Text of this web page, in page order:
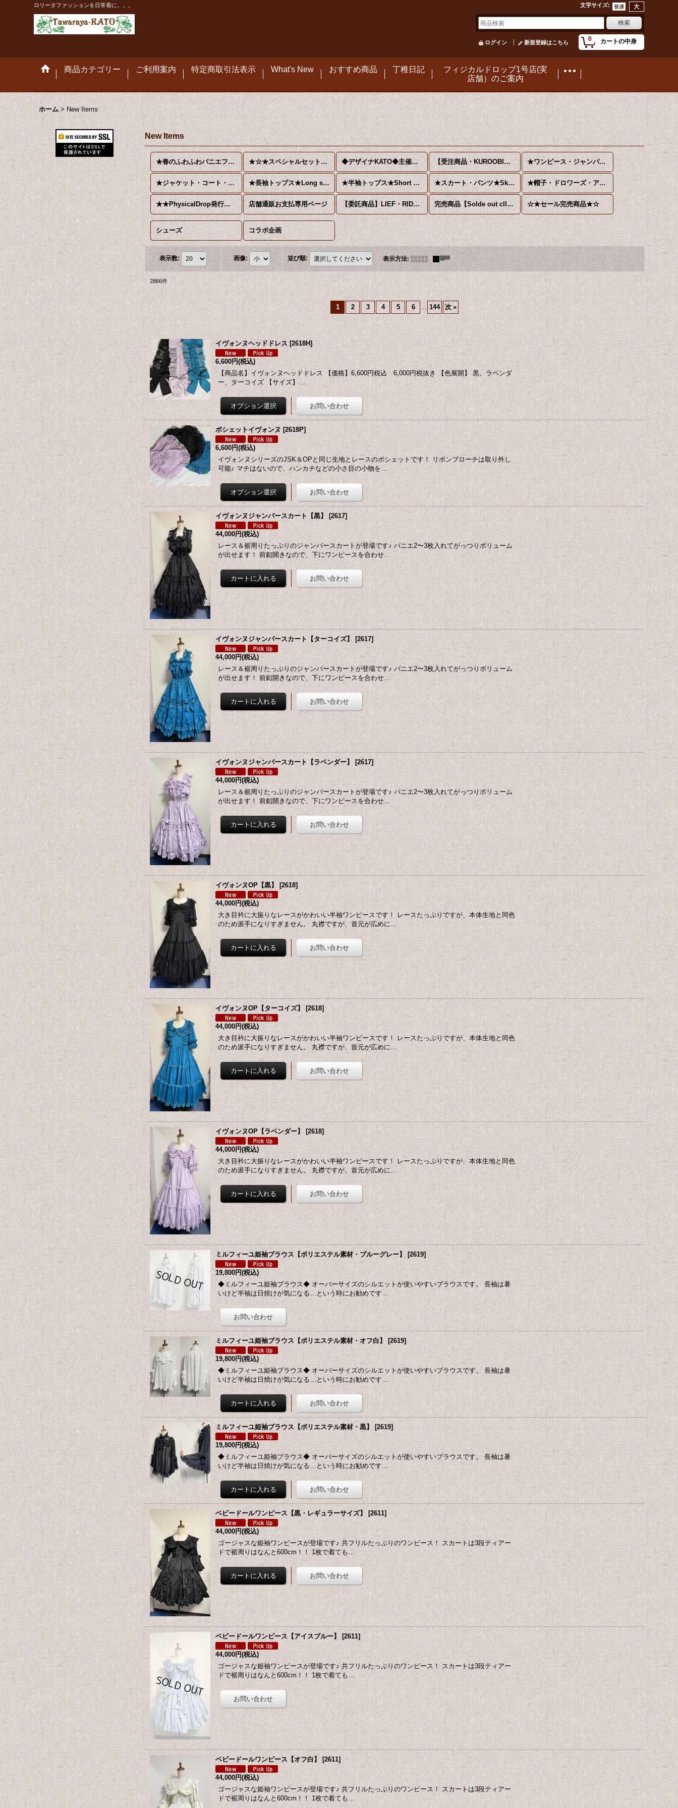
ロリータファッションを日常着に。。。 文字サイズ:
0 カートの中身
ログイン 新規登録はこちら
商品カテゴリー ご利用案内 特定商取引法表示 What's New おすすめ商品 丁稚日記
フィジカルドロップ1号店(実
店舗）のご案内
ホーム > New Items
New Items
★春のふわふわパニエフェアー♪★ ★☆★スペシャルセット★☆★ ◆デザイナKATO◆主催イベント関連◆ 【受注商品・KUROOBI】遮熱パニエ【ご注文から１か月程で入荷】 ★ワンピース・ジャンパースカート・エプロン・オーバードレス★Jumper skirt・Apron★
★ジャケット・コート・冬アイテム★Jacke・tCoat★ ★長袖トップス★Long sleeves★ ★半袖トップス★Short sleeves★ ★スカート・パンツ★Skirt・Pants★ ★帽子・ドロワーズ・アンダーウェア・ベルト・小物・その他★Accessories★
★★PhysicalDrop発行の冊子★★ 店舗通販お支払専用ページ 【委託商品】LIEF・RIDDLE SHEEP 完売商品【Solde out cllection】 ☆★セール完売商品★☆
シューズ コラボ企画
表示数: 画像: 並び順: 表示方法:
2866件
1 2 3 4 5 6 ... 144 次 »
イヴォンヌヘッドドレス [2618H]
6,600円(税込)
【商品名】イヴォンヌヘッドドレス 【価格】6,600円税込 6,000円税抜き 【色展開】 黒、ラベンダ
ー、ターコイズ 【サイズ】…
ポシェットイヴォンヌ [2618P]
6,600円(税込)
イヴォンヌシリーズのJSK＆OPと同じ生地とレースのポシェットです！ リボンブローチは取り外し
可能♪ マチはないので、ハンカチなどの小さ目の小物を…
イヴォンヌジャンパースカート【黒】 [2617]
44,000円(税込)
レース＆裾周りたっぷりのジャンパースカートが登場です♪ パニエ2〜3枚入れてがっつりボリューム
が出せます！ 前釦開きなので、下にワンピースを合わせ…
イヴォンヌジャンパースカート【ターコイズ】 [2617]
44,000円(税込)
レース＆裾周りたっぷりのジャンパースカートが登場です♪ パニエ2〜3枚入れてがっつりボリューム
が出せます！ 前釦開きなので、下にワンピースを合わせ…
イヴォンヌジャンパースカート【ラベンダー】 [2617]
44,000円(税込)
レース＆裾周りたっぷりのジャンパースカートが登場です♪ パニエ2〜3枚入れてがっつりボリューム
が出せます！ 前釦開きなので、下にワンピースを合わせ…
イヴォンヌOP【黒】 [2618]
44,000円(税込)
大き目衿に大振りなレースがかわいい半袖ワンピースです！ レースたっぷりですが、本体生地と同色
のため派手になりすぎません。 丸襟ですが、首元が広めに…
イヴォンヌOP【ターコイズ】 [2618]
44,000円(税込)
大き目衿に大振りなレースがかわいい半袖ワンピースです！ レースたっぷりですが、本体生地と同色
のため派手になりすぎません。 丸襟ですが、首元が広めに…
イヴォンヌOP【ラベンダー】 [2618]
44,000円(税込)
大き目衿に大振りなレースがかわいい半袖ワンピースです！ レースたっぷりですが、本体生地と同色
のため派手になりすぎません。 丸襟ですが、首元が広めに…
ミルフィーユ姫袖ブラウス【ポリエステル素材・ブルーグレー】 [2619]
19,800円(税込)
◆ミルフィーユ姫袖ブラウス◆ オーバーサイズのシルエットが使いやすいブラウスです。 長袖は暑
いけど半袖は日焼けが気になる…という時にお勧めです…
ミルフィーユ姫袖ブラウス【ポリエステル素材・オフ白】 [2619]
19,800円(税込)
◆ミルフィーユ姫袖ブラウス◆ オーバーサイズのシルエットが使いやすいブラウスです。 長袖は暑
いけど半袖は日焼けが気になる…という時にお勧めです…
ミルフィーユ姫袖ブラウス【ポリエステル素材・黒】 [2619]
19,800円(税込)
◆ミルフィーユ姫袖ブラウス◆ オーバーサイズのシルエットが使いやすいブラウスです。 長袖は暑
いけど半袖は日焼けが気になる…という時にお勧めです…
ベビードールワンピース【黒・レギュラーサイズ】 [2611]
44,000円(税込)
ゴージャスな姫袖ワンピースが登場です♪ 共フリルたっぷりのワンピース！ スカートは3段ティアー
ドで裾周りはなんと600cm！！ 1枚で着ても…
ベビードールワンピース【アイスブルー】 [2611]
44,000円(税込)
ゴージャスな姫袖ワンピースが登場です♪ 共フリルたっぷりのワンピース！ スカートは3段ティアー
ドで裾周りはなんと600cm！！ 1枚で着ても…
ベビードールワンピース【オフ白】 [2611]
44,000円(税込)
ゴージャスな姫袖ワンピースが登場です♪ 共フリルたっぷりのワンピース！ スカートは3段ティアー
ドで裾周りはなんと600cm！！ 1枚で着ても…